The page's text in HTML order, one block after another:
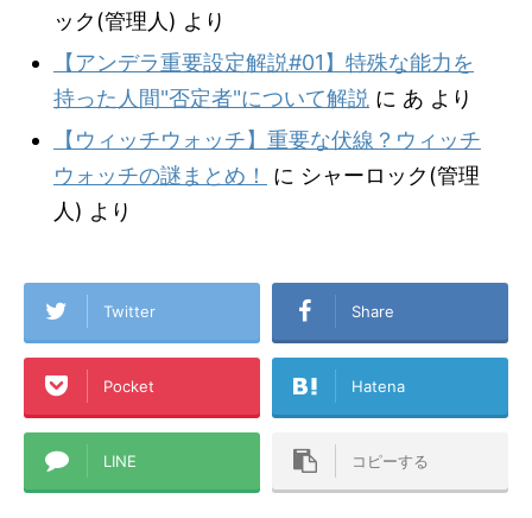
ック(管理人) より
【アンデラ重要設定解説#01】特殊な能力を
持った人間"否定者"について解説 に あ より
【ウィッチウォッチ】重要な伏線？ウィッチ
ウォッチの謎まとめ！
に シャーロック(管理
人) より
Twitter Share
Pocket Hatena
LINE コピーする